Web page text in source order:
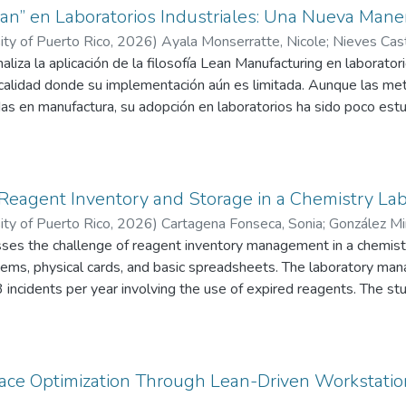
and DEA regulations, REMS infrastructure, and clinical
for chronic diseases. Through a qualitative approach,
and highlighted opportunities for regulatory
policy alignment. Findings underscore the need for
support generic entry, and enhance affordability, ultimately
en Laboratorios Industriales: Una Nueva
of Puerto Rico, 2026) Ayala Monserratte, Nicole; Nieves
la aplicación de la filosofía Lean Manufacturing en
donde su implementación aún es limitada. Aunque las
en manufactura, su adopción en laboratorios ha sido poco
para identificar desperdicios en operaciones de laboratorio. La
detectar los desperdicios más frecuentes. Los resultados
incidencia, seguidos por el movimiento innecesario y los
organización y estandarización contribuye significativamente
Inventory and Storage in a Chemistry
of Puerto Rico, 2026) Cartagena Fonseca, Sonia; González
the challenge of reagent inventory management in a
physical cards, and basic spreadsheets. The laboratory
incidents per year involving the use of expired reagents. The
reduced from 3 per year to zero, a 100% improvement, and
Although manual data entry remains a limitation, the
efficiency, safety, and regulatory compliance. Future
Optimization Through Lean-Driven